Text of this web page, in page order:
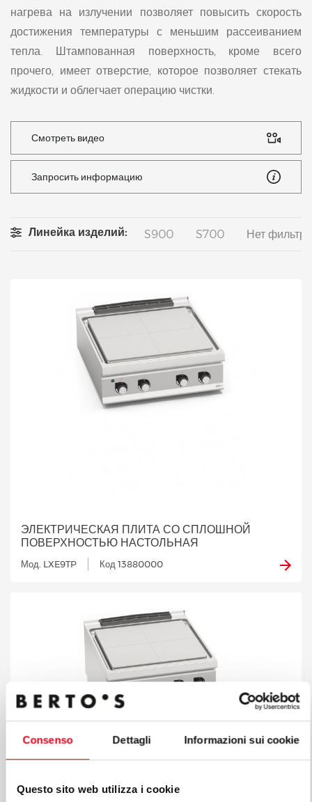
Consenso Dettagli Informazioni sui cookie
Questo sito web utilizza i cookie
нагрева на излучении позволяет повысить скорость
достижения температуры с меньшим рассеиванием
тепла. Штампованная поверхность, кроме всего
прочего, имеет отверстие, которое позволяет стекать
жидкости и облегчает операцию чистки.
Смотреть видео
Запросить информацию
Линейка изделий: S900 S700 Нет фильтра
ЭЛЕКТРИЧЕСКАЯ ПЛИТА СО СПЛОШНОЙ
ПОВЕРХНОСТЬЮ НАСТОЛЬНАЯ
Мод. LXE9TP Код 13880000